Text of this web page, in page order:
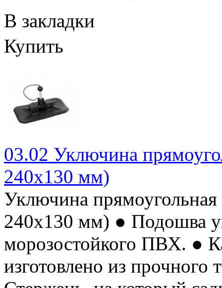
В закладки
Купить
03.02 Уключина
240х130 мм)
Уключина
240х130 мм) ● Подошва
морозостойкого ПВХ. ●
изготовлено из прочного